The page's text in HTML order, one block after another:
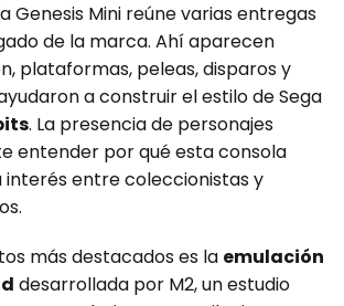
Genesis Mini reúne varias entregas
de la marca. Ahí aparecen
plataformas, peleas, disparos y
a construir el estilo de Sega
. La presencia de personajes
entender por qué esta consola
entre coleccionistas y
más destacados es la emulación
desarrollada por M2, un estudio